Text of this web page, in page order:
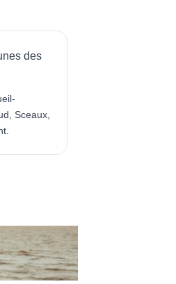
des
Sceaux,